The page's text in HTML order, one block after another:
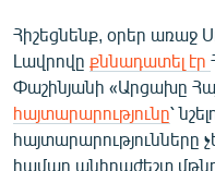
Հիշեցնենք, օրեր առաջ
Լավրովը քննադատել էր
Փաշինյանի «Արցախը
հայտարարությունը՝
հայտարարությունները
համար անհրաժեշտ